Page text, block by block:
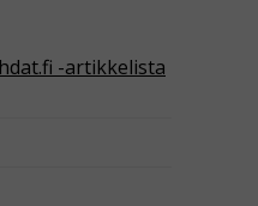
-artikkelista